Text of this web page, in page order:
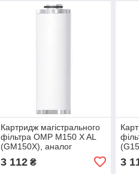
Картридж магістрального
фільтра OMP M150 X AL
(GM150X), аналог
Drytec, Ozen
3 112₴ 3